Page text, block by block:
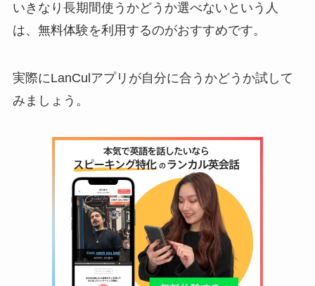
いきなり長期間使うかどうか選べないという人
は、無料体験を利用するのがおすすめです。
実際にLanCulアプリが自分に合うかどうか試して
みましょう。